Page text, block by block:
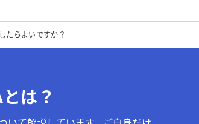
たらよいですか？
は？